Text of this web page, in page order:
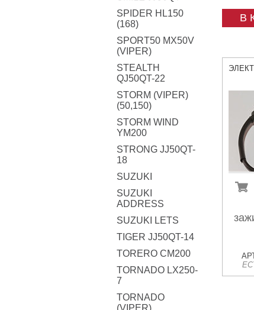
SPIDER HL150
(168)
SPORT50 MX50V
(VIPER)
STEALTH
QJ50QT-22
STORM (VIPER)
(50,150)
STORM WIND
YM200
STRONG JJ50QT-
18
SUZUKI
SUZUKI
ADDRESS
SUZUKI LETS
TIGER JJ50QT-14
TORERO CM200
TORNADO LX250-
7
TORNADO
(VIPER)
В